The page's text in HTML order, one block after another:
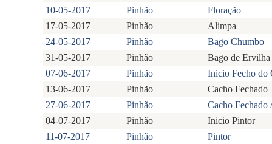
10-05-2017
Pinhão
Floração
17-05-2017
Pinhão
Alimpa
24-05-2017
Pinhão
Bago Chumbo
31-05-2017
Pinhão
Bago de Ervilha
07-06-2017
Pinhão
Inicio Fecho do
13-06-2017
Pinhão
Cacho Fechado
27-06-2017
Pinhão
Cacho
04-07-2017
Pinhão
Inicio Pintor
11-07-2017
Pinhão
Pintor